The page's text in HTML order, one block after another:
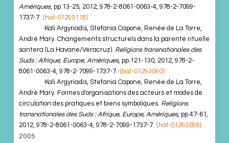
Amériques, pp.13-25, 2012, 978-2-8061-0063-4, 978-2-7099-
1737-7. ⟨hal-01293118⟩
Kali Argyriadis, Stefania Capone, Renée de La Torre,
André Mary. Changements structurels dans la parenté rituelle
santera (La Havane/Veracruz). Religions transnationales des
Suds : Afrique, Europe, Amériques, pp.121-130, 2012, 978-2-
8061-0063-4, 978-2-7099-1737-7. ⟨hal-01293090⟩
Kali Argyriadis, Stefania Capone, Renée de La Torre,
André Mary. Formes d'organisations des acteurs et modes de
circulation des pratiques et biens symboliques. Religions
transnationales des Suds : Afrique, Europe, Amériques, pp.47-61,
2012, 978-2-8061-0063-4, 978-2-7099-1737-7. ⟨hal-01293096⟩
2005